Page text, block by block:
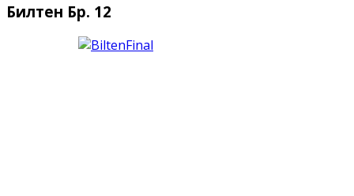
Билтен Бр. 12